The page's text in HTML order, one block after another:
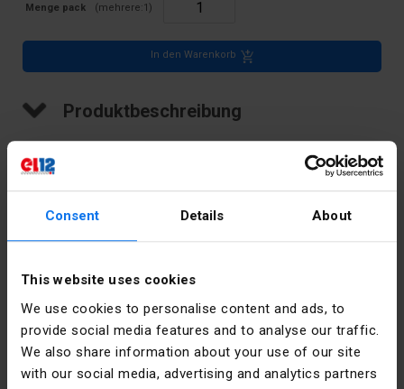
Consent Details About
This website uses cookies
We use cookies to personalise content and ads, to
provide social media features and to analyse our traffic.
We also share information about your use of our site
with our social media, advertising and analytics partners
Menge pack (mehrere:1 )
In den Warenkorb
Produktbeschreibung
LED-Anzeige, 5 mm Abdeckung, 230 V
Technische Daten
Stücke in der
Verpackung
10
PKWIU 26.11.22.0